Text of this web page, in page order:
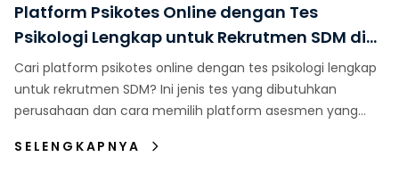
Platform Psikotes Online dengan Tes
Psikologi Lengkap untuk Rekrutmen SDM di
Indonesia
Cari platform psikotes online dengan tes psikologi lengkap
untuk rekrutmen SDM? Ini jenis tes yang dibutuhkan
perusahaan dan cara memilih platform asesmen yang
SELENGKAPNYA